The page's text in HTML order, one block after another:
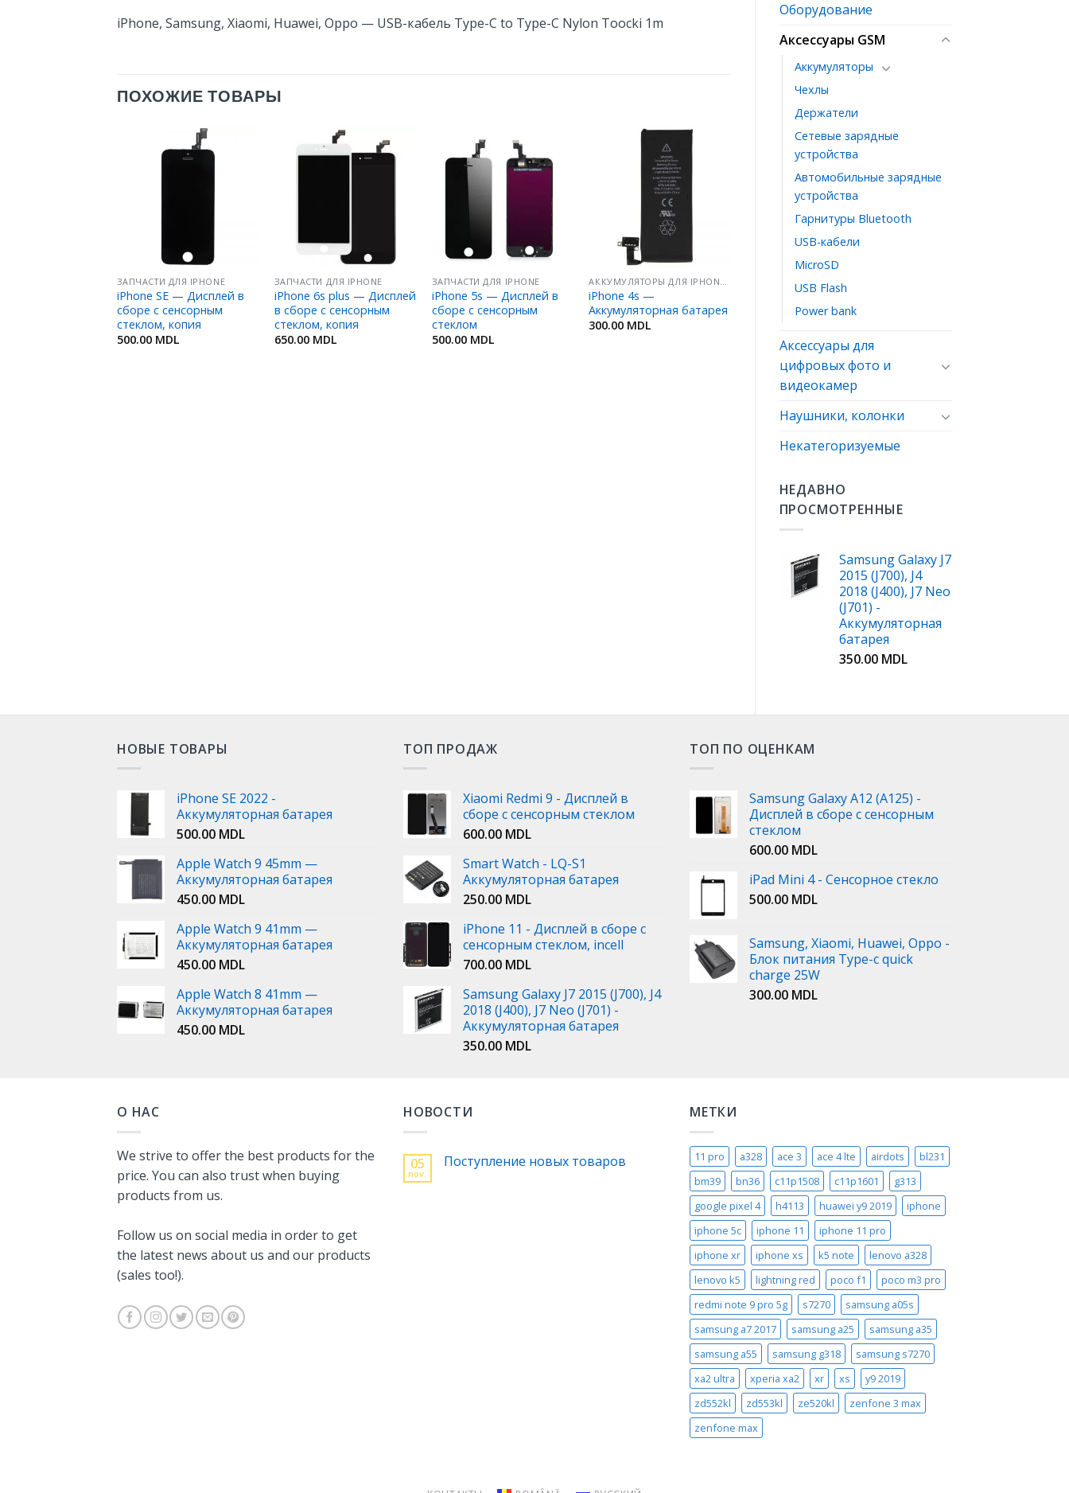
Оборудование
Аксессуары GSM
Аккумуляторы
Чехлы
Держатели
Сетевые зарядные
устройства
Автомобильные зарядные
устройства
Гарнитуры Bluetooth
USB-кабели
MicroSD
USB Flash
Power bank
Аксессуары для
цифровых фото и
видеокамер
Наушники, колонки
Некатегоризуемые
НЕДАВНО
ПРОСМОТРЕННЫЕ
Samsung Galaxy J7
2015 (J700), J4
2018 (J400), J7 Neo
(J701) -
Аккумуляторная
батарея
350.00 MDL
iPhone, Samsung, Xiaomi, Huawei, Oppo — USB-кабель Type-C to Type-C Nylon Toocki 1m
ПОХОЖИЕ ТОВАРЫ
ЗАПЧАСТИ ДЛЯ IPHONE
iPhone SE — Дисплей в
сборе с сенсорным
стеклом, копия
500.00 MDL
ЗАПЧАСТИ ДЛЯ IPHONE
iPhone 6s plus — Дисплей
в сборе с сенсорным
стеклом, копия
650.00 MDL
Добавить
ЗАПЧАСТИ ДЛЯ IPHONE
iPhone 5s — Дисплей в
сборе с сенсорным
стеклом
500.00 MDL
Добавить
Избранное
iPhone 4s —
Аккумуляторная батарея
300.00 MDL
НОВЫЕ ТОВАРЫ
iPhone SE 2022 -
Аккумуляторная батарея
500.00 MDL
Apple Watch 9 45mm —
Аккумуляторная батарея
450.00 MDL
Apple Watch 9 41mm —
Аккумуляторная батарея
450.00 MDL
Apple Watch 8 41mm —
Аккумуляторная батарея
450.00 MDL
ТОП ПРОДАЖ
Xiaomi Redmi 9 - Дисплей в
сборе с сенсорным стеклом
600.00 MDL
Smart Watch - LQ-S1
Аккумуляторная батарея
250.00 MDL
iPhone 11 - Дисплей в сборе с
сенсорным стеклом, incell
700.00 MDL
Samsung Galaxy J7 2015 (J700), J4
2018 (J400), J7 Neo (J701) -
Аккумуляторная батарея
350.00 MDL
ТОП ПО ОЦЕНКАМ
Samsung Galaxy A12 (A125) -
Дисплей в сборе с сенсорным
стеклом
600.00 MDL
iPad Mini 4 - Сенсорное стекло
500.00 MDL
Samsung, Xiaomi, Huawei, Oppo -
Блок питания Type-c quick
charge 25W
300.00 MDL
О НАС
We strive to offer the best products for the
price. You can also trust when buying
products from us.
Follow us on social media in order to get
the latest news about us and our products
(sales too!).
НОВОСТИ
05
nov.
Поступление новых товаров
МЕТКИ
11 pro a328 ace 3 ace 4 lte airdots
bl231
bm39
bn36 c11p1508 c11p1601
g313
google pixel 4
h4113 huawei y9 2019
iphone
iphone 5c
iphone 11
iphone 11 pro
iphone xr
iphone xs k5 note
lenovo a328
lenovo k5
lightning red poco f1
poco m3 pro
redmi note 9 pro 5g
s7270
samsung a05s
samsung a7 2017
samsung a25
samsung a35
samsung a55
samsung g318
samsung s7270
xa2 ultra
xperia xa2 xr xs
y9 2019
zd552kl
zd553kl ze520kl
zenfone 3 max
zenfone max